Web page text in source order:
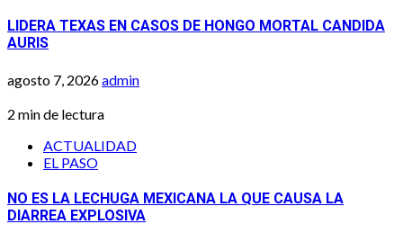
LIDERA TEXAS EN CASOS DE HONGO MORTAL CANDIDA
AURIS
agosto 7, 2026admin
2 min de lectura
ACTUALIDAD
EL PASO
NO ES LA LECHUGA MEXICANA LA QUE CAUSA LA
DIARREA EXPLOSIVA